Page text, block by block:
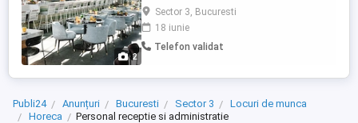
2
time: Receptionera Hostess Asistenta
manager Secretara Cliente false. Varsta:
18 - 30 ani. Oferim training daca nu ai
experienta. Responsabilitatile vor fi
receptie clienti, ...
Sector 3, Bucuresti
18 iunie
Telefon validat
Publi24 Anunțuri Bucuresti Sector 3
Locuri de munca
Horeca
Personal receptie si administratie